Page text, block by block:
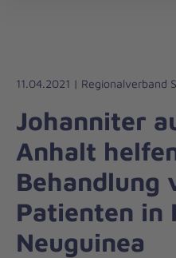
11.04.2021 | Regionalverband
Johanniter
Anhalt
Behandlung
Patienten in
Neuguinea